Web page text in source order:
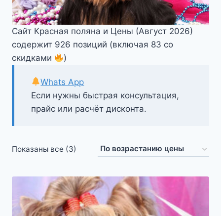
Сайт Красная поляна и Цены (Август 2026)
содержит 926 позиций (включая 83 со
скидками
)
Если нужны быстрая консультация,
прайс или расчёт дисконта.
Whats App
Показаны все (3)
возрастанию